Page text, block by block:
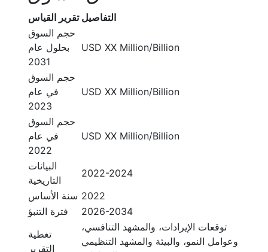
تقرير القياس التفاصيل
حجم السوق
بحلول عام
2031
USD XX Million/Billion
حجم السوق
في عام
2023
USD XX Million/Billion
حجم السوق
في عام
2022
USD XX Million/Billion
البيانات
التاريخية
2022-2024
سنة الأساس 2022
فترة التنبؤ
2026-2034
تغطية
التقرير
توقعات الإيرادات، والمشهد التنافسي،
وعوامل النمو، والبيئة والمشهد التنظيمي